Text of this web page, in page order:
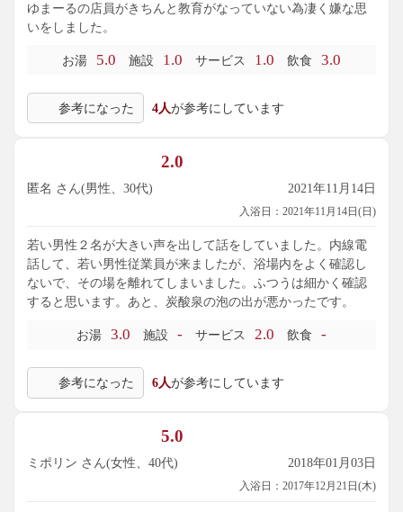
ゆまーるの店員がきちんと教育がなっていない為凄く嫌な思
いをしました。
お湯 5.0 施設 1.0 サービス 1.0 飲食 3.0
参考になった 4人が参考にしています
2.0
匿名 さん(男性、30代) 2021年11月14日
入浴日：2021年11月14日(日)
若い男性２名が大きい声を出して話をしていました。内線電
話して、若い男性従業員が来ましたが、浴場内をよく確認し
ないで、その場を離れてしまいました。ふつうは細かく確認
すると思います。あと、炭酸泉の泡の出が悪かったです。
お湯 3.0 施設 - サービス 2.0 飲食 -
参考になった 6人が参考にしています
5.0
ミポリン さん(女性、40代) 2018年01月03日
入浴日：2017年12月21日(木)